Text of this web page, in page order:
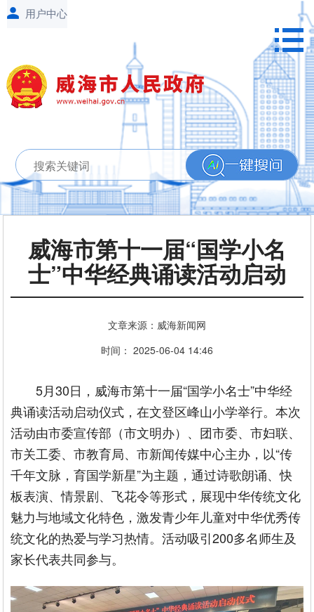
威海市第十一届“国学小名
士”中华经典诵读活动启动
文章来源：威海新闻网
时间： 2025-06-04 14:46
5月30日，威海市第十一届“国学小名士”中华经
典诵读活动启动仪式，在文登区峰山小学举行。本次
活动由市委宣传部（市文明办）、团市委、市妇联、
市关工委、市教育局、市新闻传媒中心主办，以“传
千年文脉，育国学新星”为主题，通过诗歌朗诵、快
板表演、情景剧、飞花令等形式，展现中华传统文化
魅力与地域文化特色，激发青少年儿童对中华优秀传
统文化的热爱与学习热情。活动吸引200多名师生及
家长代表共同参与。